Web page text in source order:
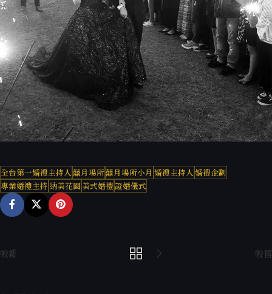
全台第一婚禮主持人囍月場所囍月場所小月 婚禮主持人婚禮企劃
專業婚禮主持 納美花園 美式婚禮證婚儀式
較新 較舊